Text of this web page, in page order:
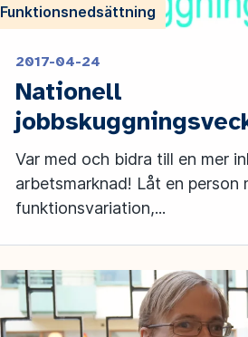
Funktionsnedsättning
2017-04-24
Nationell
Var med och bidra till en mer
arbetsmarknad! Låt en person
funktionsvariation,...